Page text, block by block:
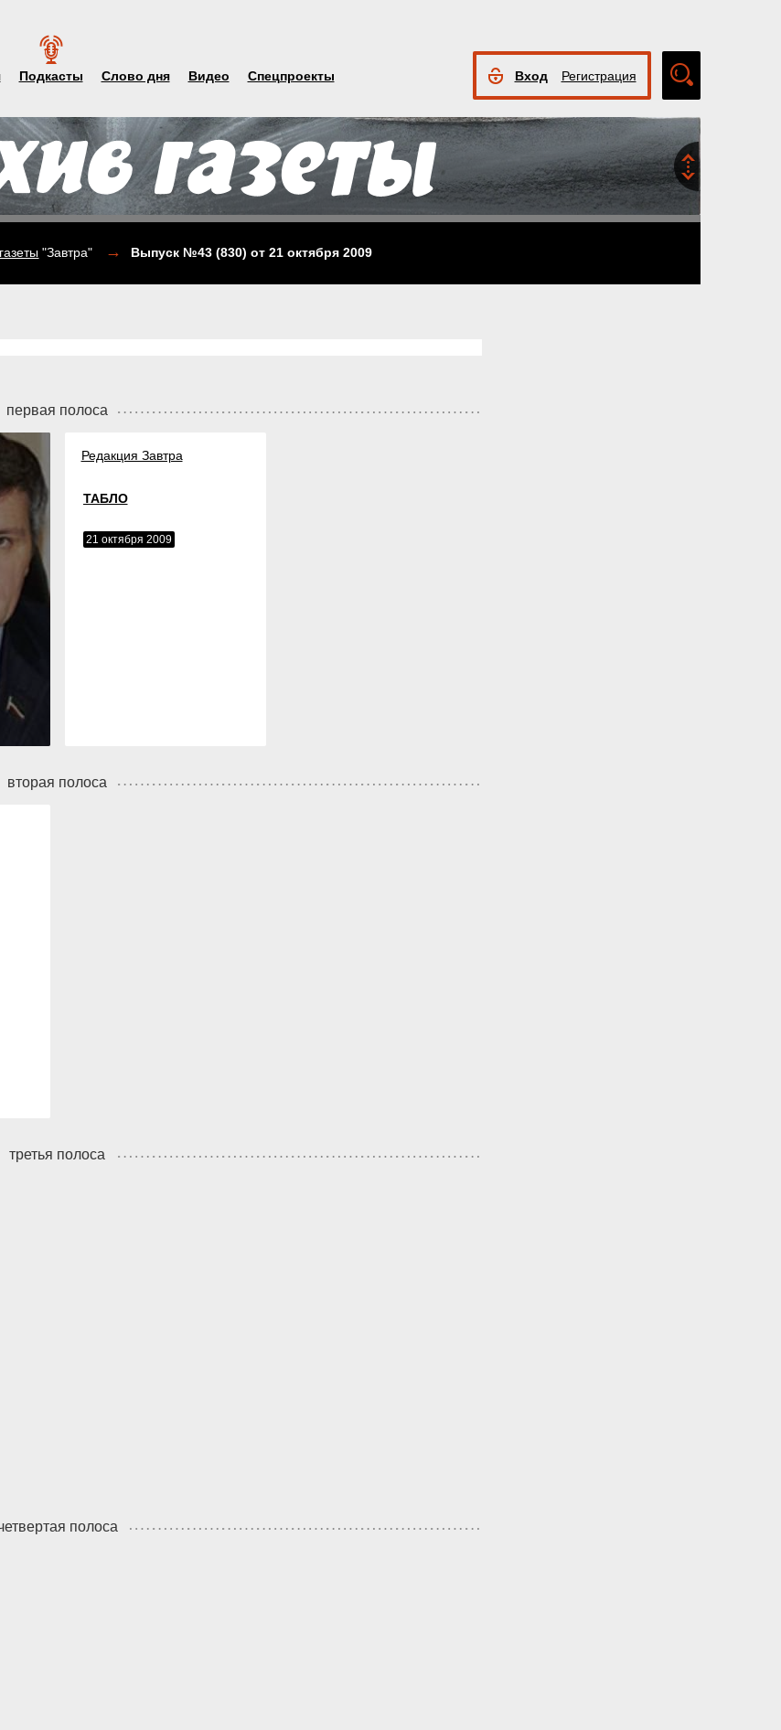
Подкасты Слово дня Видео Спецпроекты Вход Регистрация
поиск
"Завтра" → Выпуск №43 (830)от 21 октября 2009
первая полоса
Редакция Завтра
ТАБЛО
21 октября 2009
вторая полоса
третья полоса
полоса